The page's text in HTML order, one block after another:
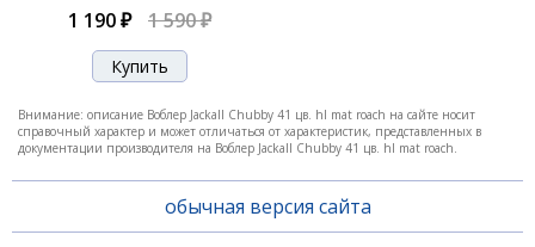
Воблер Jackall Chubby 38F 06 ghost g perch
1 190 ₽
1 190 ₽
1 590 ₽
Внимание: описание Воблер Jackall Chubby 41 цв. hl mat roach на сайте носит
справочный характер и может отличаться от характеристик, представленных в
документации производителя на Воблер Jackall Chubby 41 цв. hl mat roach.
обычная версия сайта